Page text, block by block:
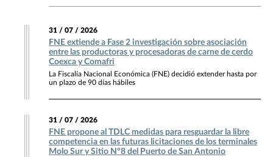
31 / 07 / 2026
FNE extiende a Fase 2 investigación sobre asociación
entre las productoras y procesadoras de carne de cerdo
Coexca y Comafri
La Fiscalía Nacional Económica (FNE) decidió extender hasta por
un plazo de 90 días hábiles
31 / 07 / 2026
FNE propone al TDLC medidas para resguardar la libre
competencia en las futuras licitaciones de los terminales
Molo Sur y Sitio N°8 del Puerto de San Antonio